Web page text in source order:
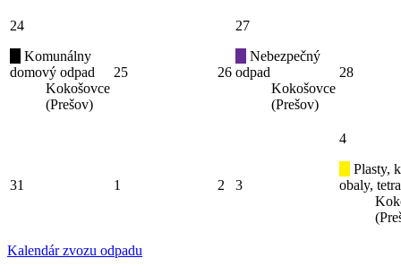
24
Komunálny
domový odpad
Kokošovce
(Prešov)
25 26
27
Nebezpečný
odpad
Kokošovce
(Prešov)
28
31 1 2 3
4
Plasty,
obaly,
Kalendár zvozu odpadu